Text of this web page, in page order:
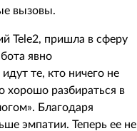
вызовы.
Tele2, пришла в сферу
явно
те, кто ничего не
хорошо разбираться в
Благодаря
эмпатии. Теперь ее не